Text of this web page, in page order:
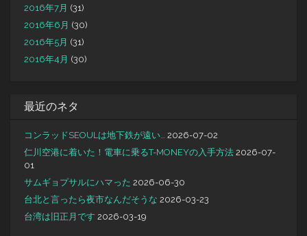
2016年7月 (31)
2016年6月 (30)
2016年5月 (31)
2016年4月 (30)
最近のネタ
コンラッドSEOULは地下鉄が遠い… 2026-07-02
仁川空港に着いた！電車に乗るT-MONEYの入手方法 2026-07-
01
サムギョプサルにハマった 2026-06-30
台北と言ったら夜市なんだそうな 2026-03-23
台湾は旧正月です 2026-03-19